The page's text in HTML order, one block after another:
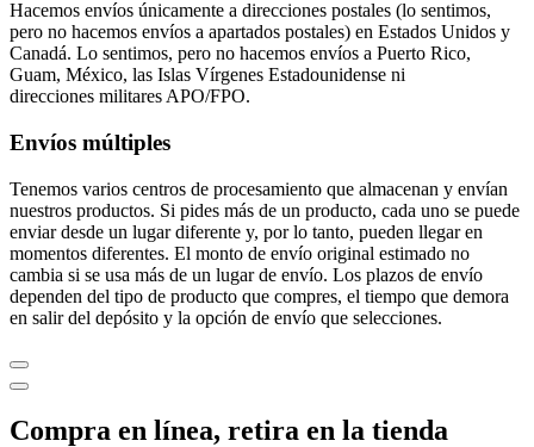
Hacemos envíos únicamente a direcciones postales (lo sentimos,
pero no hacemos envíos a apartados postales) en Estados Unidos y
Canadá. Lo sentimos, pero no hacemos envíos a Puerto Rico,
Guam, México, las Islas Vírgenes Estadounidense ni
direcciones militares APO/FPO.
Envíos múltiples
Tenemos varios centros de procesamiento que almacenan y envían
nuestros productos. Si pides más de un producto, cada uno se puede
enviar desde un lugar diferente y, por lo tanto, pueden llegar en
momentos diferentes. El monto de envío original estimado no
cambia si se usa más de un lugar de envío. Los plazos de envío
dependen del tipo de producto que compres, el tiempo que demora
en salir del depósito y la opción de envío que selecciones.
Compra en línea, retira en la tienda